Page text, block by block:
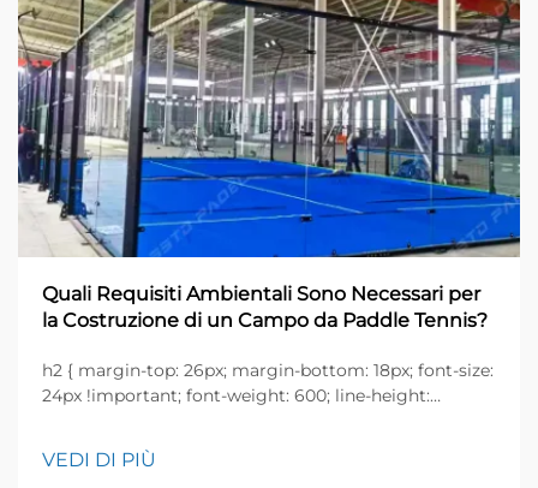
Quali Requisiti Ambientali Sono Necessari per
la Costruzione di un Campo da Paddle Tennis?
h2 { margin-top: 26px; margin-bottom: 18px; font-size:
24px !important; font-weight: 600; line-height:
font-size: 20px !important; font-weight: 600; line-
height: ...}
VEDI DI PIÙ